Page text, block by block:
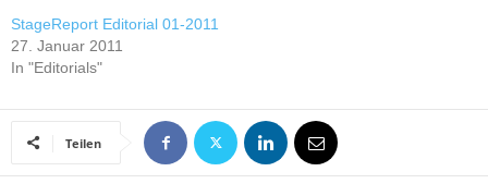
StageReport Editorial 01-2011
27. Januar 2011
In "Editorials"
Teilen